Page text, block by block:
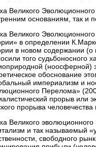
Великого
основаниям, так и
Великого
в определении
в новом содержании (о
того судьбоносного
(ноосферной)
обоснование
империализм и
Перелома»
прорыв или
прорыва
Великого
и так называемый
свободного